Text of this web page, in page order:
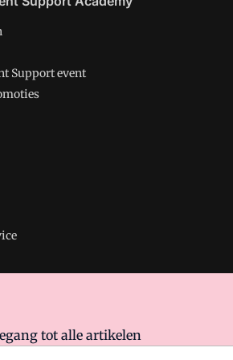
Support event
Support is onderdeel van VMN media.
tot alle artikelen